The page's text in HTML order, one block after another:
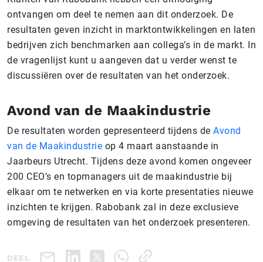
ontvangen om deel te nemen aan dit onderzoek. De
resultaten geven inzicht in marktontwikkelingen en laten
bedrijven zich benchmarken aan collega’s in de markt. In
de vragenlijst kunt u aangeven dat u verder wenst te
discussiëren over de resultaten van het onderzoek.
Avond van de Maakindustrie
De resultaten worden gepresenteerd tijdens de Avond
van de Maakindustrie op 4 maart aanstaande in
Jaarbeurs Utrecht. Tijdens deze avond komen ongeveer
200 CEO’s en topmanagers uit de maakindustrie bij
elkaar om te netwerken en via korte presentaties nieuwe
inzichten te krijgen. Rabobank zal in deze exclusieve
omgeving de resultaten van het onderzoek presenteren.
DEEL